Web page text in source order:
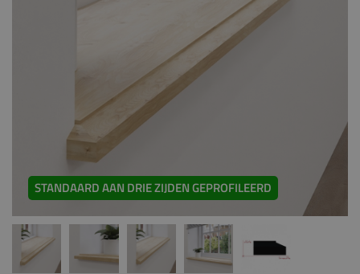
STANDAARD AAN DRIE ZIJDEN GEPROFILEERD